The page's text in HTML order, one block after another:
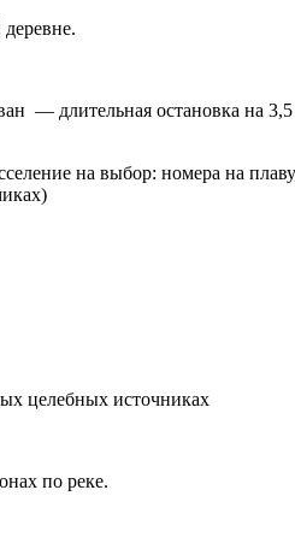
— длительная остановка на 3,5
на выбор: номера на
целебных источниках
по реке.